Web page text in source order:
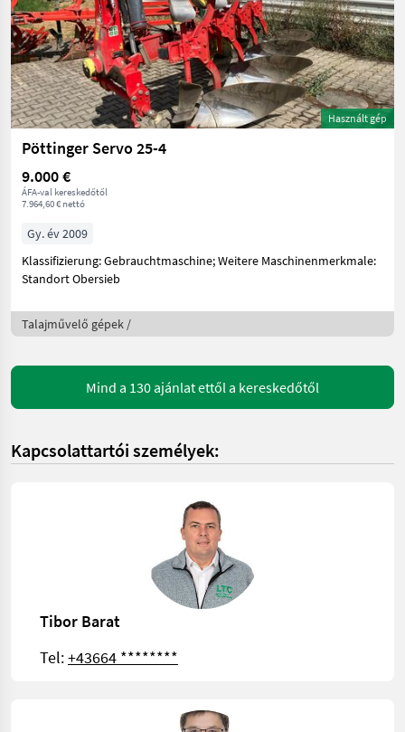
Használt gép
Pöttinger Servo 25-4
9.000 €
ÁFA-val kereskedőtől
7.964,60 € nettó
Gy. év 2009
Klassifizierung: Gebrauchtmaschine; Weitere Maschinenmerkmale:
Standort Obersieb
Talajművelő gépek /
Mind a 130 ajánlat ettől a kereskedőtől
Kapcsolattartói személyek:
Tibor Barat
Tel:+43664 ********